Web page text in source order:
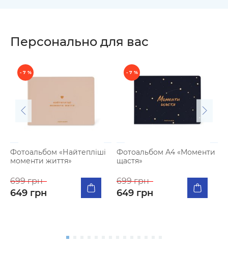
Персонально для вас
- 7 %
Фотоальбом «Найтепліші
моменти життя»
699 грн
649 грн
- 7 %
Фотоальбом А4 «Моменти
щастя»
699 грн
649 грн